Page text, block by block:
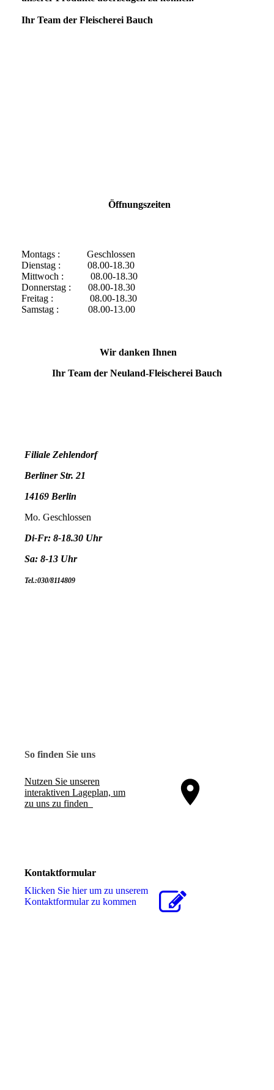
Ihr Team der Fleischerei Bauch
Öffnungszeiten
Montags : Geschlossen
Dienstag : 08.00-18.30
Mittwoch : 08.00-18.30
Donnerstag : 08.00-18.30
Freitag : 08.00-18.30
Samstag : 08.00-13.00
Wir danken Ihnen
Ihr Team der Neuland-Fleischerei Bauch
Filiale Zehlendorf
Berliner Str. 21
14169 Berlin
Mo. Geschlossen
Di-Fr: 8-18.30 Uhr
Sa: 8-13 Uhr
Tel.:030/8114809
So finden Sie uns
Nutzen Sie unseren
interaktiven La­ge­plan, um
zu uns zu finden
Kontaktformular
Klicken Sie hier um zu unserem
Kon­takt­for­mu­lar zu kommen